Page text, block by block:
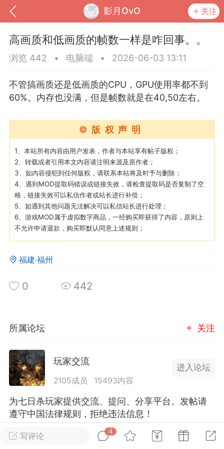
影月OvO 关注
我的钱包 道具 排行榜
MOD下载 攻略教程 联机招募
02-10 15:45
卖挂
禁止发布联机可用的作弊模组，
作弊模组在联机服务器使用,为了维护游
模组的发布行为：1. *...
汉
72 2.21w
大人
Lv.8
写评论
4
高画质和低画质的帧数一样是咋回事。。
浏览 442 • 电脑端 • 2026-06-03 13:11
不管搞画质还是低画质的CPU，GPU使用率都不到
60%。内存也没满，但是帧数就是在40,50左右。
©版权声明
1、本站所有内容由用户发表，作者与本站享有帖子版权；
2、转载或者引用本文内容请注明来源及原作者；
3、如内容侵犯到任何版权，请联系本站将及时予与删除；
4、遇到MOD提取码错误或链接失效，请检查提取码是否复制了空
格，链接失效可以私信作者或站长进行补偿；
5、如遇到其他问题无法解决可以私信站长进行处理；
6、游戏MOD属于虚拟数字商品，一经购买即获得了内容，原则上
不允许申请退款，购买即默认同意上述规则；
福建·福州
0 442
所属论坛 关注
玩家交流
2105成员 15493内容
进入论坛
为七日杀玩家提供交流、提问、分享平台。发帖请
遵守中国法律规则，拒绝违法信息！
全部 4 正序